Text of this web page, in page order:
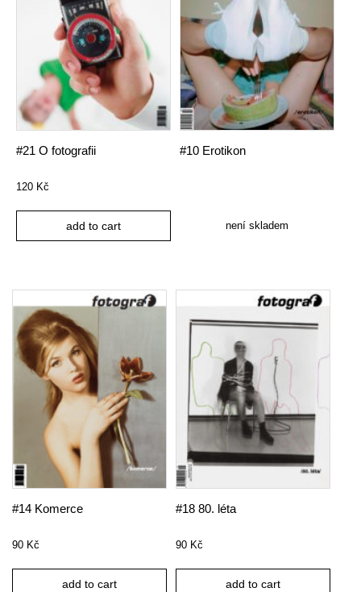
#21 O fotografii
120 Kč
add to cart
#10 Erotikon
není skladem
#14 Komerce
90 Kč
add to cart
#18 80. léta
90 Kč
add to cart